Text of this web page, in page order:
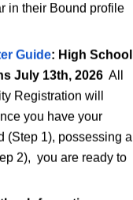
Minnetonka Student
any point during the
physical forms off at
child has a
is set up.
in their Bound profile
Guide: High School
July 13th, 2026 All
Registration will
you have your
(Step 1), possessing a
2), you are ready to